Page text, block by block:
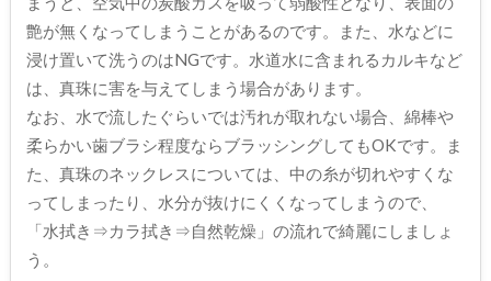
艶が無くなってしまうことがあるのです。また、水などに
浸け置いて洗うのはNGです。水道水に含まれるカルキなど
は、真珠に害を与えてしまう場合があります。
なお、水で流したぐらいでは汚れが取れない場合、綿棒や
柔らかい歯ブラシ程度ならブラッシングしてもOKです。ま
た、真珠のネックレスについては、中の糸が切れやすくな
ってしまったり、水分が抜けにくくなってしまうので、
「水拭き⇒カラ拭き⇒自然乾燥」の流れで綺麗にしましょ
う。